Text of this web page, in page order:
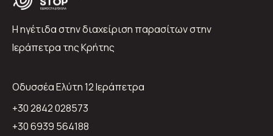
Η ηγέτιδα στην διαχείριση παρασίτων στην
Ιεράπετρα της Κρήτης
Oδυσσέα Ελύτη 12 Ιεράπετρα
+30 2842 028573
+30 6939 564188